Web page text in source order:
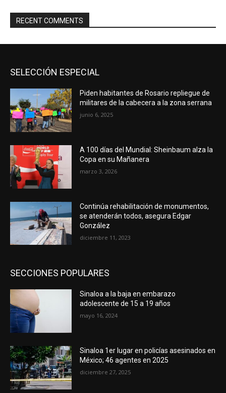
RECENT COMMENTS
SELECCIÓN ESPECIAL
Piden habitantes de Rosario repliegue de
militares de la cabecera a la zona serrana
junio 6, 2025
A 100 días del Mundial: Sheinbaum alza la
Copa en su Mañanera
marzo 3, 2026
Continúa rehabilitación de monumentos,
se atenderán todos, asegura Edgar
González
diciembre 11, 2023
SECCIONES POPULARES
Sinaloa a la baja en embarazo
adolescente de 15 a 19 años
mayo 16, 2024
Sinaloa 1er lugar en policías asesinados en
México; 46 agentes en 2025
diciembre 27, 2025